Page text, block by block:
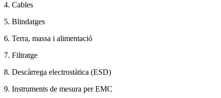
4. Cables
5. Blindatges
6. Terra, massa i alimentació
7. Filtratge
8. Descàrrega electrostàtica (ESD)
9. Instruments de mesura per EMC